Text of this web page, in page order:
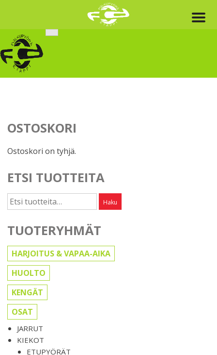
content
OSTOSKORI
Ostoskori on tyhjä.
ETSI TUOTTEITA
Etsi: Haku
TUOTERYHMÄT
HARJOITUS & VAPAA-AIKA
HUOLTO
KENGÄT
OSAT
JARRUT
KIEKOT
ETUPYÖRÄT